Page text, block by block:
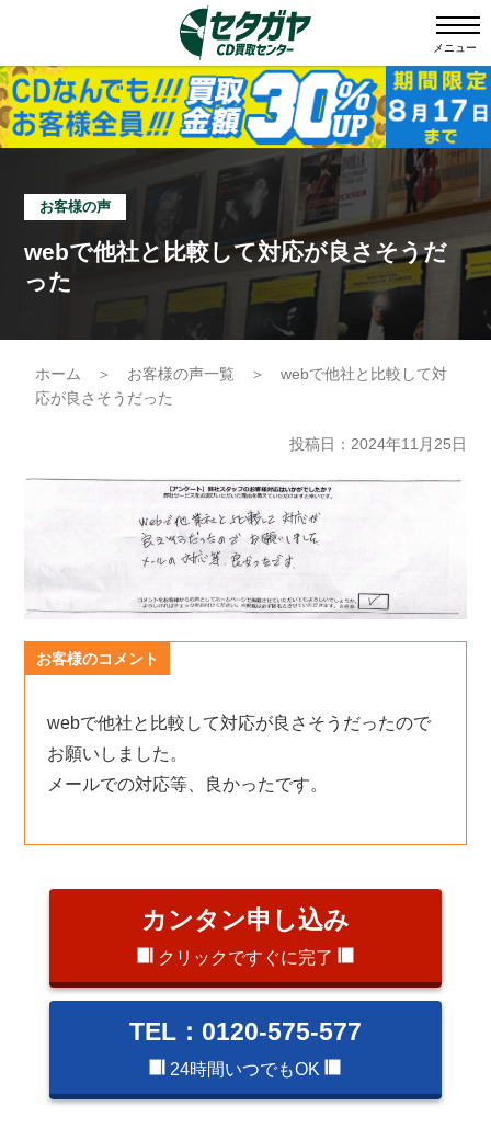
メニュー
お客様の声
webで他社と比較して対応が良さそうだ
った
ホーム ＞ お客様の声一覧 ＞
webで他社と比較して対
応が良さそうだった
投稿日：2024年11月25日
お客様のコメント
webで他社と比較して対応が良さそうだったので
お願いしました。
メールでの対応等、良かったです。
カンタン申し込み
クリックですぐに完了
TEL：0120-575-577
24時間いつでもOK